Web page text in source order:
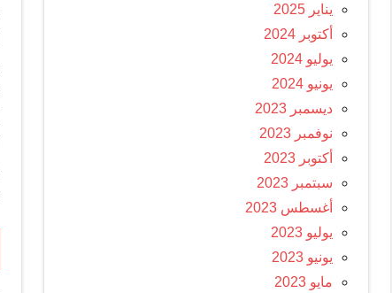
يناير 2025
أكتوبر 2024
يوليو 2024
يونيو 2024
ديسمبر 2023
نوفمبر 2023
أكتوبر 2023
سبتمبر 2023
أغسطس 2023
يوليو 2023
يونيو 2023
مايو 2023